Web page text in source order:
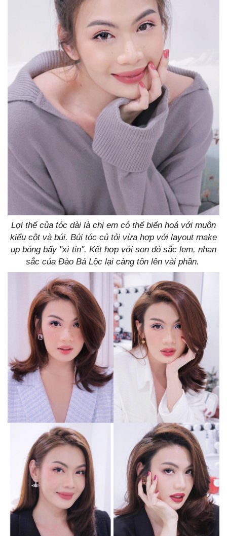
Lợi thế của tóc dài là chị em có thể biến hoá với muôn
kiểu cột và búi. Búi tóc củ tỏi vừa hợp với layout make
up bóng bẩy "xì tin". Kết hợp với son đỏ sắc lẹm, nhan
sắc của Đào Bá Lộc lại càng tôn lên vài phần.